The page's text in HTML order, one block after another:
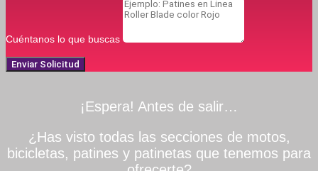
Cuéntanos lo que buscas
Enviar Solicitud
¡Espera! Antes de salir…
¿Has visto todas las secciones de motos,
bicicletas, patines y patinetas que tenemos para